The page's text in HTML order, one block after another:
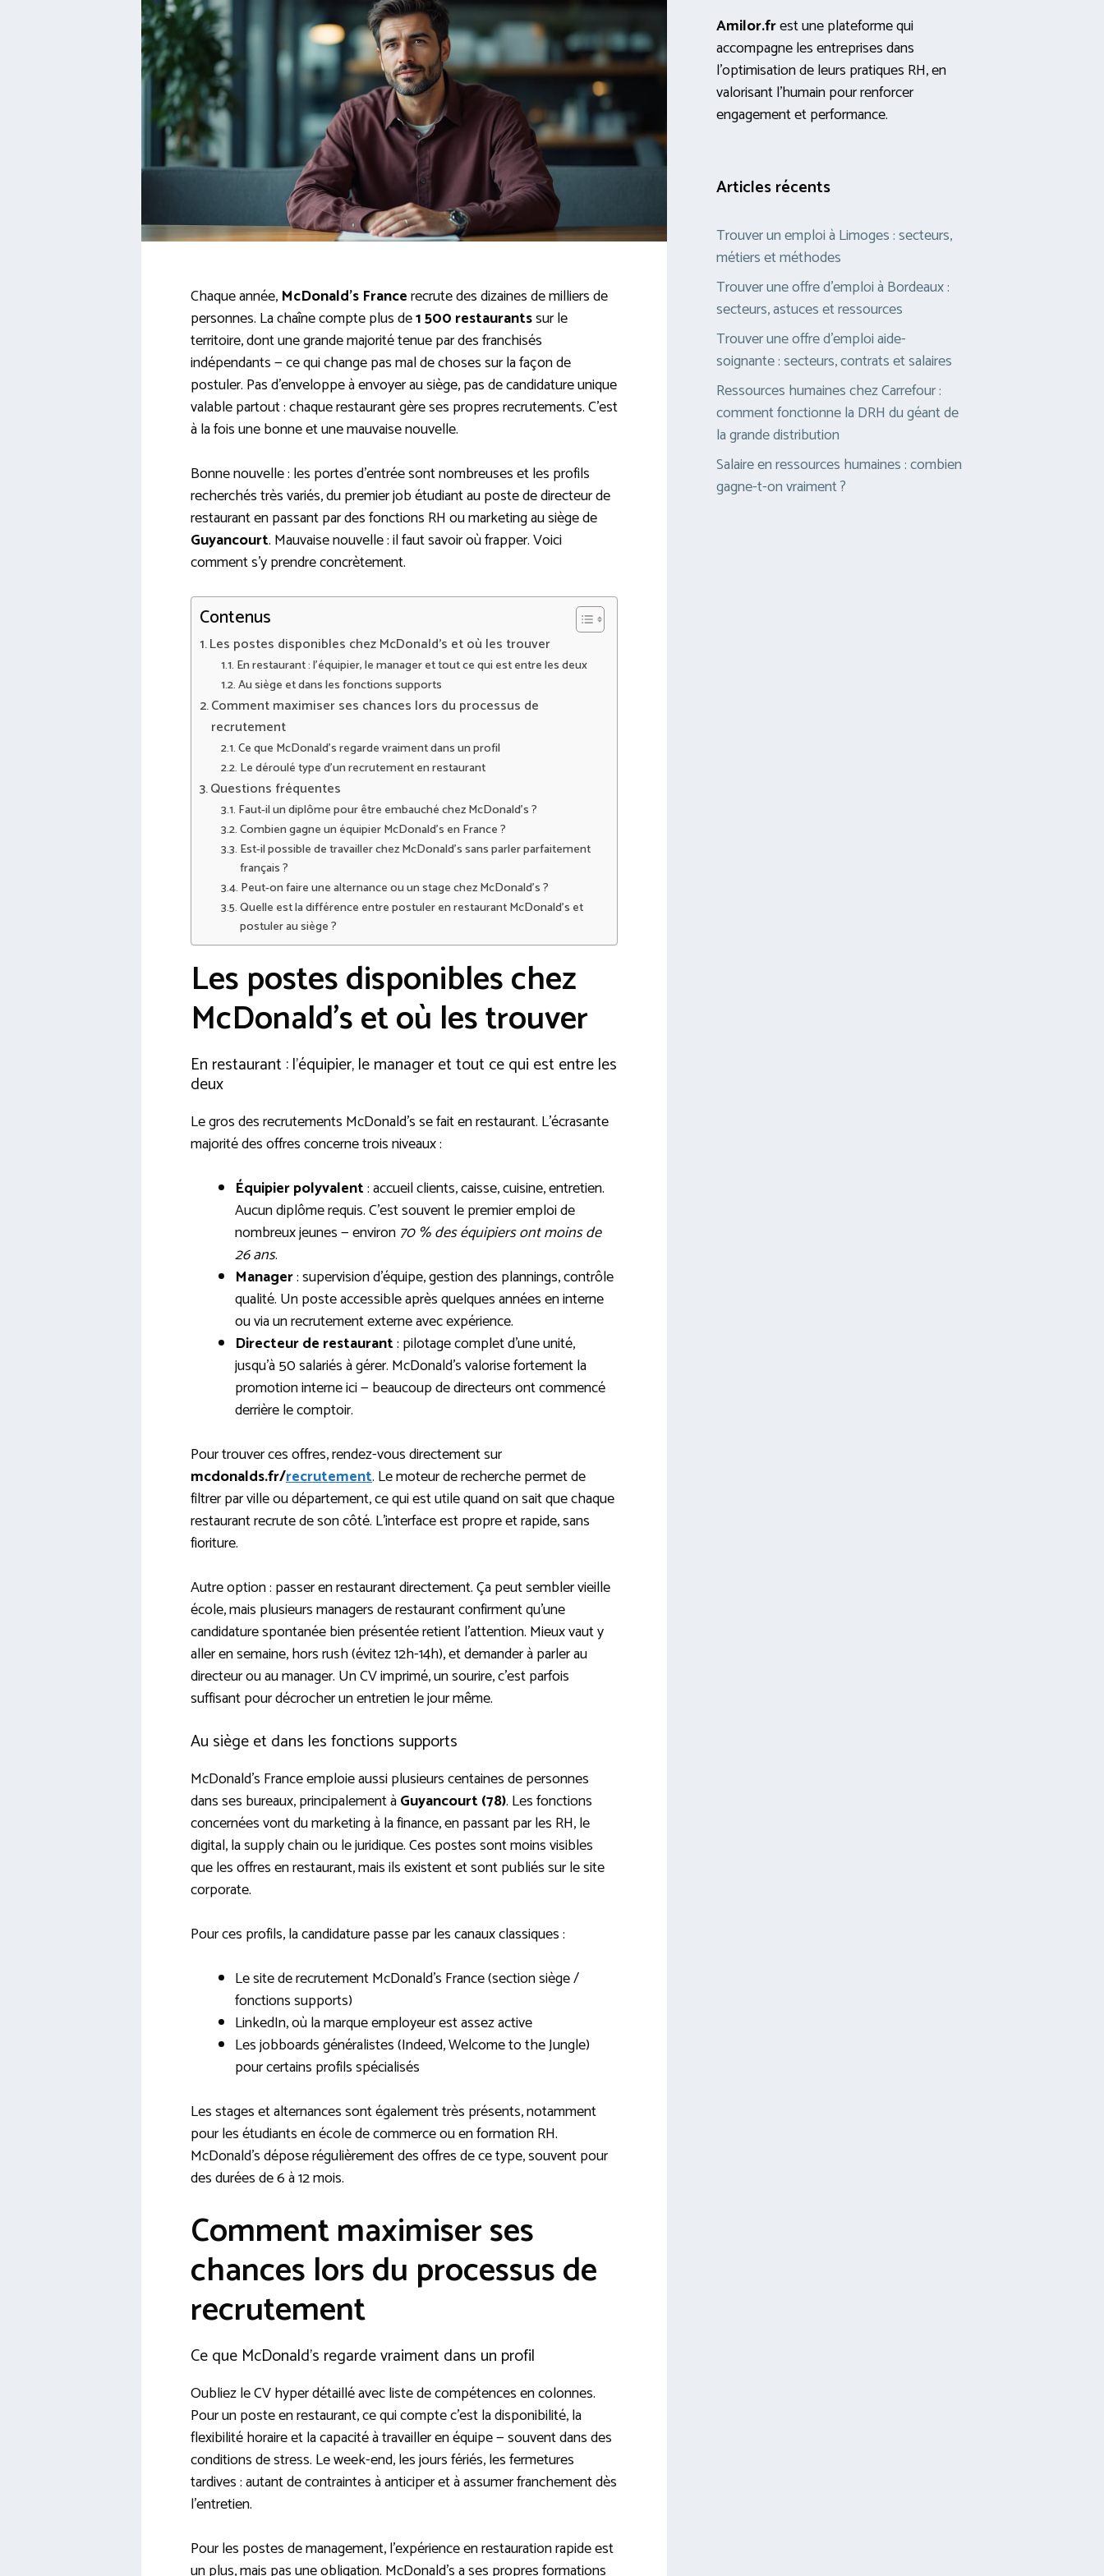
Chaque année, McDonald’s Francerecrute des dizaines de milliers de
personnes. La chaîne compte plus de1 500 restaurantssur le
territoire, dont une grande majorité tenue par des franchisés
indépendants — ce qui change pas mal de choses sur la façon de
postuler. Pas d’enveloppe à envoyer au siège, pas de candidature unique
valable partout : chaque restaurant gère ses propres recrutements. C’est
à la fois une bonne et une mauvaise nouvelle.
Bonne nouvelle : les portes d’entrée sont nombreuses et les profils
recherchés très variés, du premier job étudiant au poste de directeur de
restaurant en passant par des fonctions RH ou marketing au siège de
Guyancourt. Mauvaise nouvelle : il faut savoir où frapper. Voici
comment s’y prendre concrètement.
Contenus
Les postes disponibles chez McDonald’s et où les trouver
En restaurant : l’équipier, le manager et tout ce qui est entre les deux
Au siège et dans les fonctions supports
Comment maximiser ses chances lors du processus de
recrutement
Ce que McDonald’s regarde vraiment dans un profil
Le déroulé type d’un recrutement en restaurant
Questions fréquentes
Faut-il un diplôme pour être embauché chez McDonald’s ?
Combien gagne un équipier McDonald’s en France ?
Est-il possible de travailler chez McDonald’s sans parler parfaitement
français ?
Peut-on faire une alternance ou un stage chez McDonald’s ?
Quelle est la différence entre postuler en restaurant McDonald’s et
postuler au siège ?
Les postes disponibles chez
McDonald’s et où les trouver
En restaurant : l’équipier, le manager et tout ce qui est entre les
deux
Le gros des recrutements McDonald’s se fait en restaurant. L’écrasante
majorité des offres concerne trois niveaux :
Équipier polyvalent: accueil clients, caisse, cuisine, entretien.
Aucun diplôme requis. C’est souvent le premier emploi de
nombreux jeunes — environ 70 % des équipiers ont moins de
26 ans.
Manager: supervision d’équipe, gestion des plannings, contrôle
qualité. Un poste accessible après quelques années en interne
ou via un recrutement externe avec expérience.
Directeur de restaurant: pilotage complet d’une unité,
jusqu’à 50 salariés à gérer. McDonald’s valorise fortement la
promotion interne ici — beaucoup de directeurs ont commencé
derrière le comptoir.
Pour trouver ces offres, rendez-vous directement sur
mcdonalds.fr/recrutement. Le moteur de recherche permet de
filtrer par ville ou département, ce qui est utile quand on sait que chaque
restaurant recrute de son côté. L’interface est propre et rapide, sans
fioriture.
Autre option : passer en restaurant directement. Ça peut sembler vieille
école, mais plusieurs managers de restaurant confirment qu’une
candidature spontanée bien présentée retient l’attention. Mieux vaut y
aller en semaine, hors rush (évitez 12h-14h), et demander à parler au
directeur ou au manager. Un CV imprimé, un sourire, c’est parfois
suffisant pour décrocher un entretien le jour même.
Au siège et dans les fonctions supports
McDonald’s France emploie aussi plusieurs centaines de personnes
dans ses bureaux, principalement àGuyancourt (78). Les fonctions
concernées vont du marketing à la finance, en passant par les RH, le
digital, la supply chain ou le juridique. Ces postes sont moins visibles
que les offres en restaurant, mais ils existent et sont publiés sur le site
corporate.
Pour ces profils, la candidature passe par les canaux classiques :
Le site de recrutement McDonald’s France (section siège /
fonctions supports)
LinkedIn, où la marque employeur est assez active
Les jobboards généralistes (Indeed, Welcome to the Jungle)
pour certains profils spécialisés
Les stages et alternances sont également très présents, notamment
pour les étudiants en école de commerce ou en formation RH.
McDonald’s dépose régulièrement des offres de ce type, souvent pour
des durées de 6 à 12 mois.
Comment maximiser ses
chances lors du processus de
recrutement
Ce que McDonald’s regarde vraiment dans un profil
Oubliez le CV hyper détaillé avec liste de compétences en colonnes.
Pour un poste en restaurant, ce qui compte c’est la disponibilité, la
flexibilité horaire et la capacité à travailler en équipe — souvent dans des
conditions de stress. Le week-end, les jours fériés, les fermetures
tardives : autant de contraintes à anticiper et à assumer franchement dès
l’entretien.
Pour les postes de management, l’expérience en restauration rapide est
un plus, mais pas une obligation. McDonald’s a ses propres formations
Amilor.frest une plateforme qui
accompagne les entreprises dans
l’optimisation de leurs pratiques RH, en
valorisant l’humain pour renforcer
engagement et performance.
Articles récents
Trouver un emploi à Limoges : secteurs,
métiers et méthodes
Trouver une offre d’emploi à Bordeaux :
secteurs, astuces et ressources
Trouver une offre d’emploi aide-
soignante : secteurs, contrats et salaires
Ressources humaines chez Carrefour :
comment fonctionne la DRH du géant de
la grande distribution
Salaire en ressources humaines : combien
gagne-t-on vraiment ?